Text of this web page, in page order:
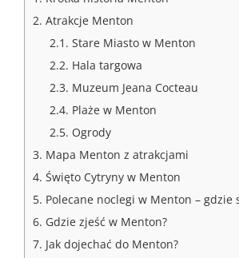
2. Atrakcje Menton
2.1. Stare Miasto w Menton
2.2. Hala targowa
2.3. Muzeum Jeana Cocteau
2.4. Plaże w Menton
2.5. Ogrody
3. Mapa Menton z atrakcjami
4. Święto Cytryny w Menton
5. Polecane noclegi w Menton – gdzie
6. Gdzie zjeść w Menton?
7. Jak dojechać do Menton?